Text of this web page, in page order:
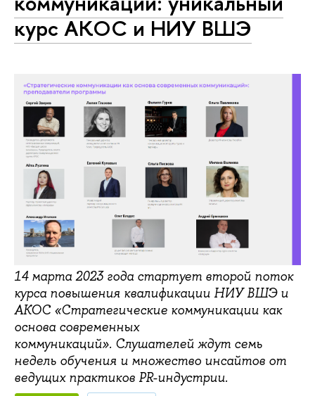
курс АКОС и НИУ ВШЭ
14 марта 2023 года стартует второй поток
курса повышения квалификации НИУ ВШЭ и
АКОС «Стратегические коммуникации как
основа современных
коммуникаций». Слушателей ждут семь
недель обучения и множество инсайтов от
ведущих практиков PR-индустрии.